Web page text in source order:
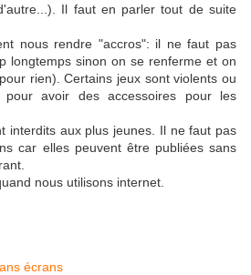
Il faut en parler tout de suite
nous rendre "accros": il ne faut pas
longtemps sinon on se renferme et on
rien). Certains jeux sont violents ou
pour avoir des accessoires pour les
interdits aux plus jeunes. Il ne faut pas
car elles peuvent être publiées sans
nous utilisons internet.
écrans